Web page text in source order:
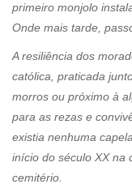
primeiro monjolo
Onde mais tarde,
A resiliência dos
católica, praticada
morros ou próximo à
para as rezas e
existia nenhuma
início do século XX na
cemitério.